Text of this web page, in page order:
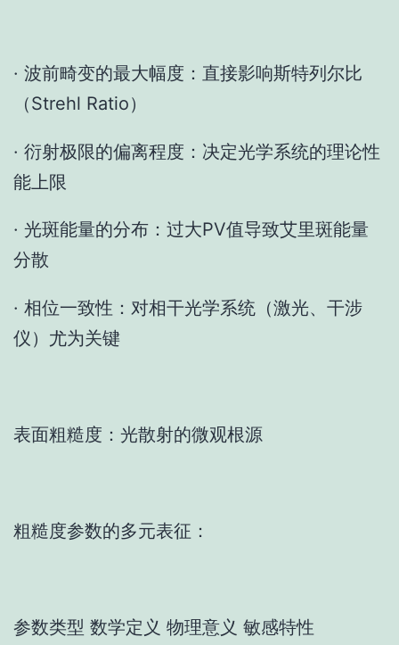
· 波前畸变的最大幅度：直接影响斯特列尔比
（Strehl Ratio）
· 衍射极限的偏离程度：决定光学系统的理论性
能上限
· 光斑能量的分布：过大PV值导致艾里斑能量
分散
· 相位一致性：对相干光学系统（激光、干涉
仪）尤为关键
表面粗糙度：光散射的微观根源
粗糙度参数的多元表征：
参数类型 数学定义 物理意义 敏感特性